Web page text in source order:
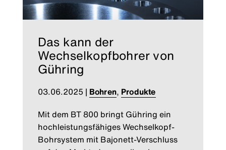
Das kann der
Wechselkopfbohrer von
Gühring
03.06.2025 | Bohren, Produkte
Mit dem BT 800 bringt Gühring ein
hochleistungsfähiges Wechselkopf-
Bohrsystem mit Bajonett-Verschluss